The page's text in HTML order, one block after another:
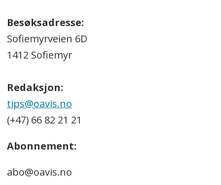
Besøksadresse:
Sofiemyrveien 6D
1412 Sofiemyr
Redaksjon:
tips@oavis.no
(+47) 66 82 21 21
Abonnement:
abo@oavis.no